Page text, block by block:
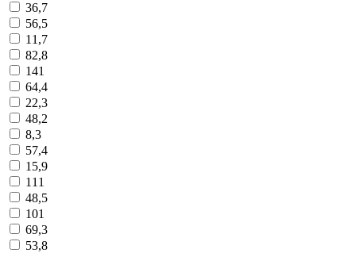
36,7
56,5
11,7
82,8
141
64,4
22,3
48,2
8,3
57,4
15,9
111
48,5
101
69,3
53,8